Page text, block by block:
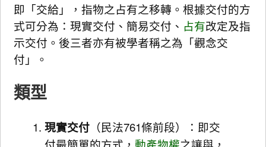
即「交給」，指物之占有之移轉。根據交付的方
式可分為：現實交付、簡易交付、 占有改定及指
示交付。後三者亦有被學者稱之為「觀念交
付」。
類型
現實交付（民法761條前段）：即交
付最簡單的方式， 動產物權之讓與，